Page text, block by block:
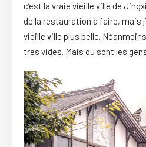
c’est la vraie vieille ville de
de la restauration à faire, mais
vieille ville plus belle.
très vides. Mais où sont les